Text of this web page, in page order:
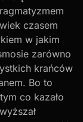
czasem
w jakim
zarówno
krańców
Bo to
co kazało